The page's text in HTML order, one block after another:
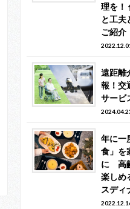
理を！
と工夫
ご紹介
遠距離
報！交
サービ
年に一
食」を
に 高
楽しめ
スディ